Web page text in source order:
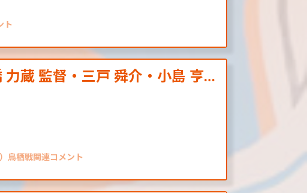
ト
蔵 監督・三戸 舜介・小島 亨…
鳥栖戦関連コメント